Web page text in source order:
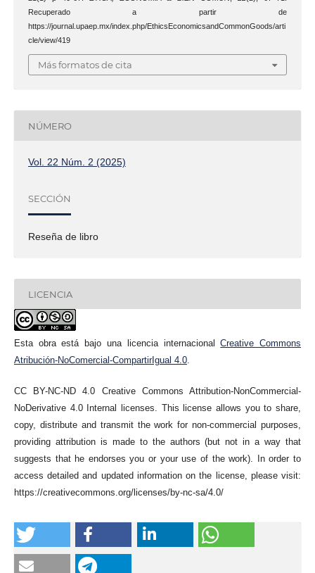
Recuperado a partir de
https://journal.upaep.mx/index.php/EthicsEconomicsandCommonGoods/arti
cle/view/419
Más formatos de cita
NÚMERO
Vol. 22 Núm. 2 (2025)
SECCIÓN
Reseña de libro
LICENCIA
Esta obra está bajo una licencia internacionalCreative Commons
Atribución-NoComercial-CompartirIgual 4.0.
CC BY-NC-ND 4.0 Creative Commons Attribution-NonCommercial-
NoDerivative 4.0 Internal licenses. This license allows you to share,
copy, distribute and transmit the work for non-commercial purposes,
providing attribution is made to the authors (but not in a way that
suggests that he endorses you or your use of the work). In order to
access detailed and updated information on the license, please visit:
https://creativecommons.org/licenses/by-nc-sa/4.0/